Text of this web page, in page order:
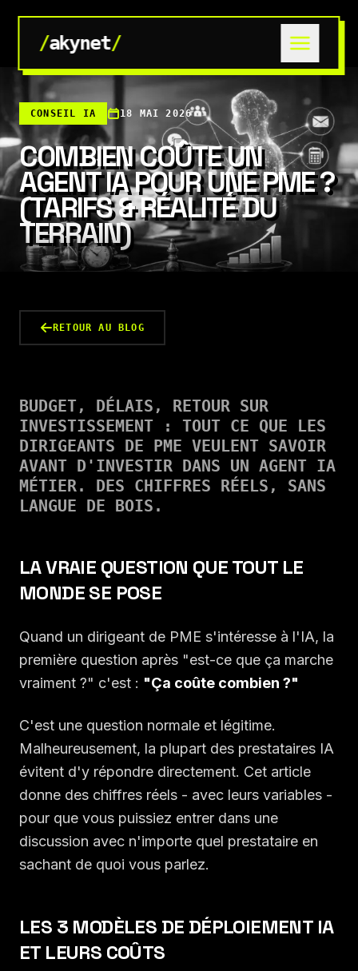
/akynet/
CONSEIL IA 18 MAI 2026
COMBIEN COÛTE UN
AGENT IA POUR UNE PME ?
(TARIFS & RÉALITÉ DU
TERRAIN)
RETOUR AU BLOG
BUDGET, DÉLAIS, RETOUR SUR
INVESTISSEMENT : TOUT CE QUE LES
DIRIGEANTS DE PME VEULENT SAVOIR
AVANT D'INVESTIR DANS UN AGENT IA
MÉTIER. DES CHIFFRES RÉELS, SANS
LANGUE DE BOIS.
LA VRAIE QUESTION QUE TOUT LE
MONDE SE POSE
Quand un dirigeant de PME s'intéresse à l'IA, la
première question après "est-ce que ça marche
vraiment ?" c'est : "Ça coûte combien ?"
C'est une question normale et légitime.
Malheureusement, la plupart des prestataires IA
évitent d'y répondre directement. Cet article
donne des chiffres réels - avec leurs variables -
pour que vous puissiez entrer dans une
discussion avec n'importe quel prestataire en
sachant de quoi vous parlez.
LES 3 MODÈLES DE DÉPLOIEMENT IA
ET LEURS COÛTS